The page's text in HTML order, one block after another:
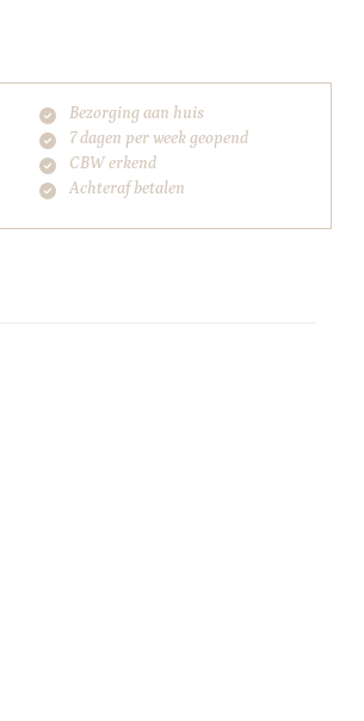
Bezorging aan huis
7 dagen per week geopend
CBW erkend
Achteraf betalen